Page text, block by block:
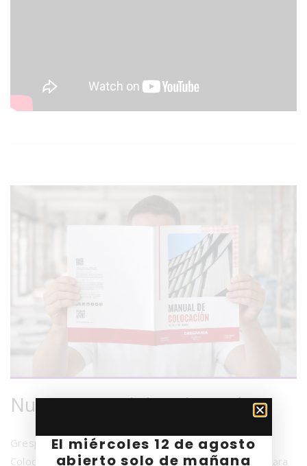
Nuevo manual de colocación
Grespania y Coverlam lanzan su nuevo Manual de
Colocación, una guía completa y actualizada pensada para
El miércoles 12 de agosto
abierto solo de mañana